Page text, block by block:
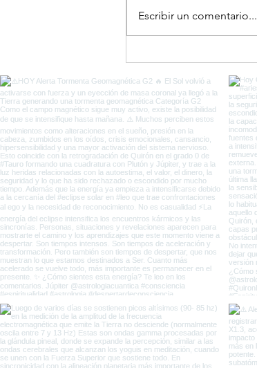
Escribir un comentario...